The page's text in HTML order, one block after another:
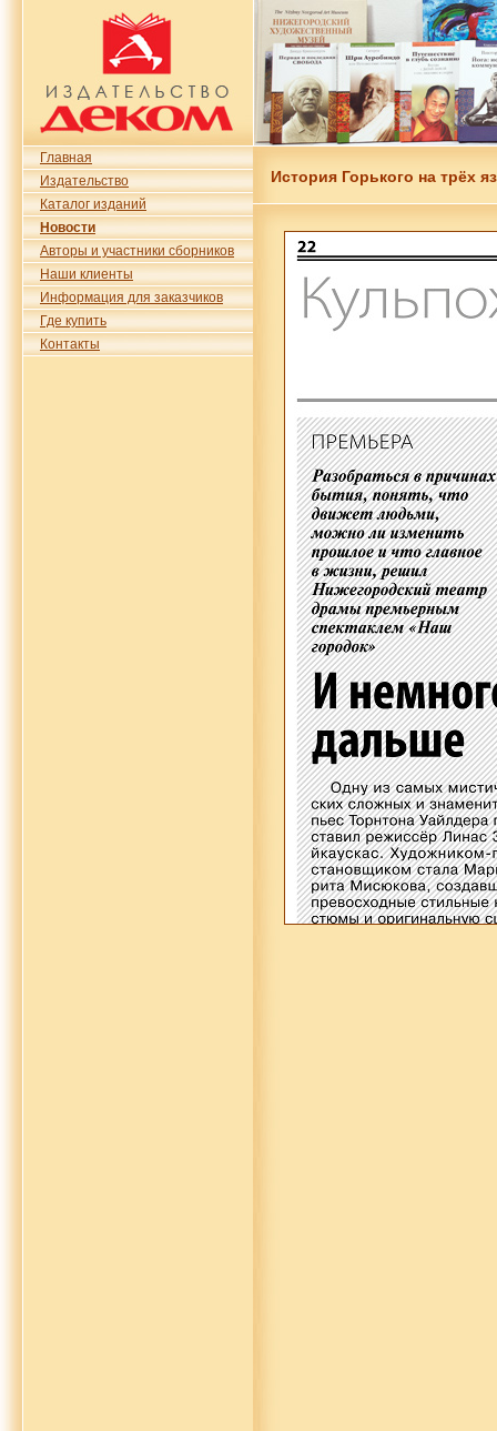
Главная
Издательство
Каталог изданий
Новости
Авторы и участники сборников
Наши клиенты
Информация для заказчиков
Где купить
Контакты
История Горького на трёх